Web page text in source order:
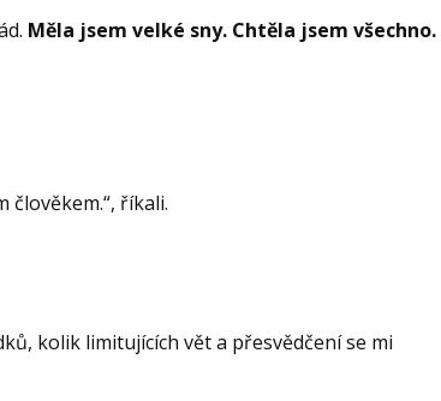
Měla jsem velké sny. Chtěla jsem všechno.
člověkem.“, říkali.
kolik limitujících vět a přesvědčení se mi